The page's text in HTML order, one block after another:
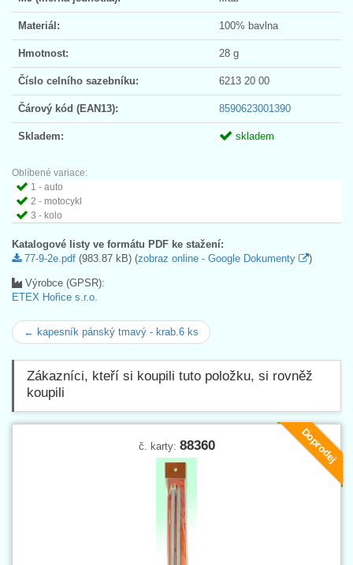
Materiál: 100% bavlna
Hmotnost: 28 g
Číslo celního sazebníku: 6213 20 00
Čárový kód (EAN13): 8590623001390
Skladem: skladem
Oblíbené variace:
1 - auto
2 - motocykl
3 - kolo
Katalogové listy ve formátu PDF ke stažení:
77-9-2e.pdf (983.87 kB) (zobraz online - Google Dokumenty )
Výrobce (GPSR):
ETEX Hořice s.r.o.
← kapesník pánský tmavý - krab.6 ks
Zákazníci, kteří si koupili tuto položku, si rovněž
koupili
Doprodej
č. karty: 88360